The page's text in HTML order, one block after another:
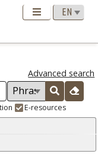
Advanced search
E-resources